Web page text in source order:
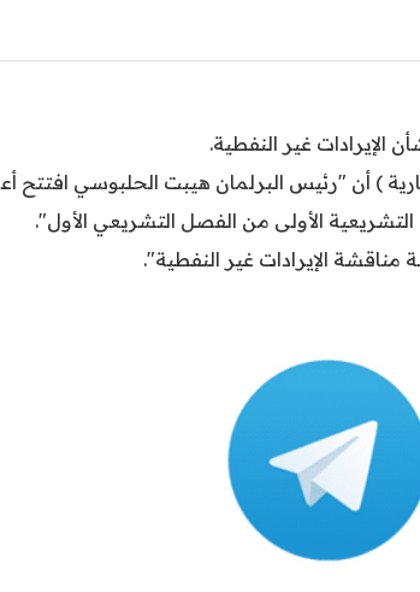
الإيرادات غير النفطية.
) أن "رئيس البرلمان هيبت الحلبوسي افتتح
التشريعية الأولى من الفصل التشريعي الأول".